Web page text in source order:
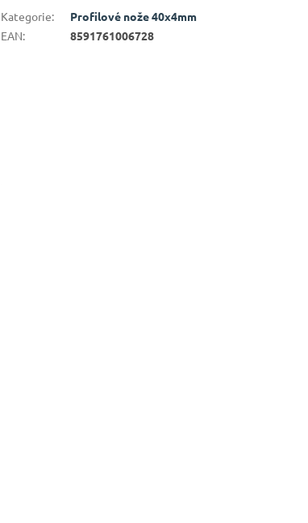
Kategorie:
Profilové nože 40x4mm
EAN: 8591761006728